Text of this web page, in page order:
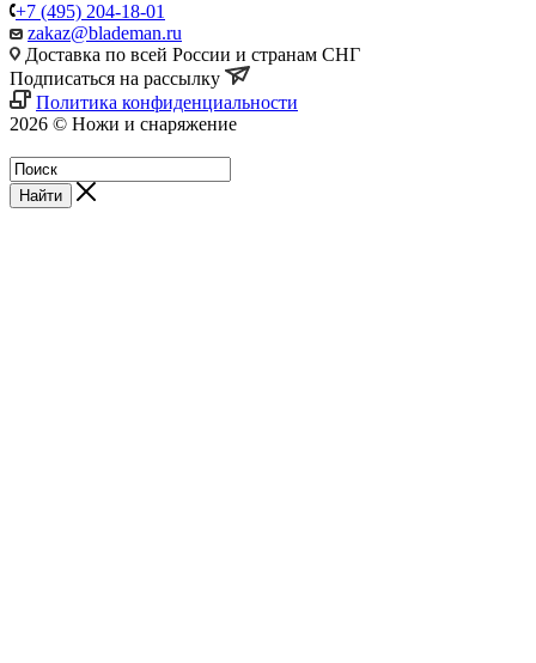
+7 (495) 204-18-01
zakaz@blademan.ru
Доставка по всей России и странам СНГ
Подписаться на рассылку
Политика конфиденциальности
2026 © Ножи и снаряжение
Найти